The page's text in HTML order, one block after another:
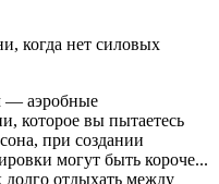
когда нет силовых
— аэробные
которое вы пытаетесь
при создании
могут быть короче...
долго отдыхать между